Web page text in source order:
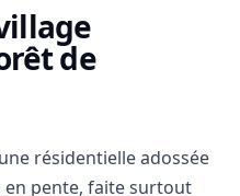
de
résidentielle adossée
pente, faite surtout